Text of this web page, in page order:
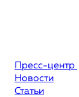
Пресс-центр
Новости
Статьи